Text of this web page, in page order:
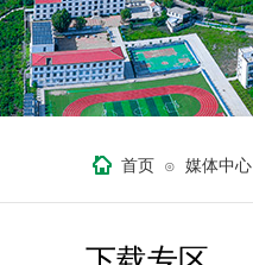
首页 ⊙ 媒体中心